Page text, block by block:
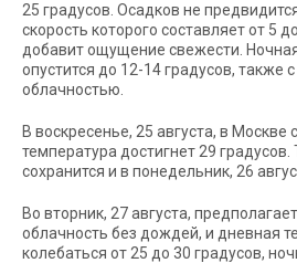
25 градусов. Осадков не
скорость которого составляет от 5
добавит ощущение свежести.
опустится до 12-14 градусов, также
облачностью.
В воскресенье, 25 августа, в
температура достигнет 29 градусов.
сохранится и в понедельник, 26
Во вторник, 27 августа,
облачность без дождей, и дневная
колебаться от 25 до 30 градусов,